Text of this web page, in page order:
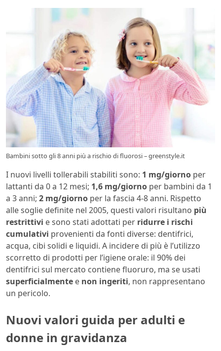
Bambini sotto gli 8 anni più a rischio di fluorosi – greenstyle.it
I nuovi livelli tollerabili stabiliti sono: 1 mg/giorno per
lattanti da 0 a 12 mesi; 1,6 mg/giorno per bambini da 1
a 3 anni; 2 mg/giorno per la fascia 4-8 anni. Rispetto
alle soglie definite nel 2005, questi valori risultano più
restrittivi e sono stati adottati per ridurre i rischi
cumulativi provenienti da fonti diverse: dentifrici,
acqua, cibi solidi e liquidi. A incidere di più è l’utilizzo
scorretto di prodotti per l’igiene orale: il 90% dei
dentifrici sul mercato contiene fluoruro, ma se usati
superficialmente e non ingeriti, non rappresentano
un pericolo.
Nuovi valori guida per adulti e
donne in gravidanza